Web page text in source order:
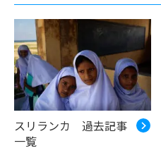
スリランカ 過去記事
一覧